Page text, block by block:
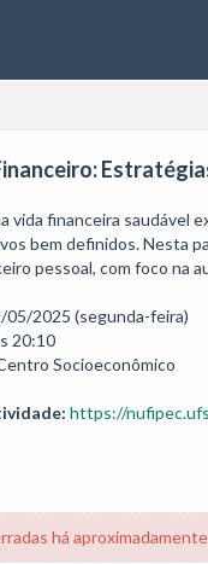
vida financeira saudável
bem definidos. Nesta
pessoal, com foco na
05/2025 (segunda-feira)
20:10
Socioeconômico
https://
há